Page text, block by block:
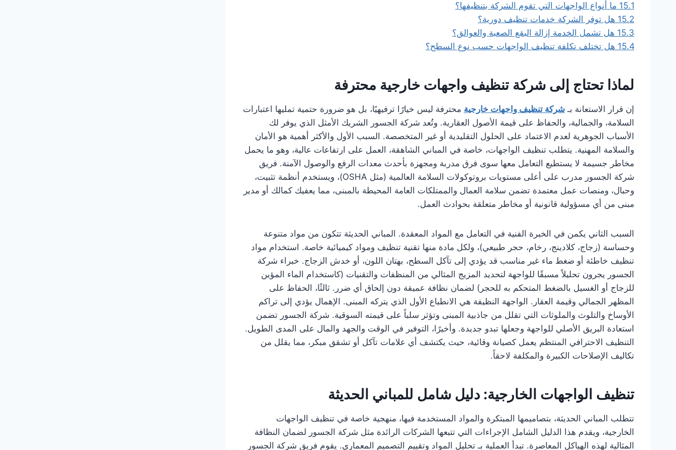
15.1 ما أنواع الواجهات التي تقوم الشركة بتنظيفها؟
15.2 هل توفر الشركة خدمات تنظيف دورية؟
15.3 هل تشمل الخدمة إزالة البقع الصعبة والعوالق؟
15.4 هل تختلف تكلفة تنظيف الواجهات حسب نوع السطح؟
لماذا تحتاج إلى شركة تنظيف واجهات خارجية محترفة
إن قرار الاستعانة بـشركة تنظيف واجهات خارجية محترفة ليس خيارًا ترفيهيًا، بل هو ضرورة حتمية تمليها اعتبارات
السلامة، والجمالية، والحفاظ على قيمة الأصول العقارية. وتُعد شركة الجسور الشريك الأمثل الذي يوفر لك
الأسباب الجوهرية لعدم الاعتماد على الحلول التقليدية أو غير المتخصصة. السبب الأول والأكثر أهمية هو الأمان
والسلامة المهنية. يتطلب تنظيف الواجهات، خاصة في المباني الشاهقة، العمل على ارتفاعات عالية، وهو ما يحمل
مخاطر جسيمة لا يستطيع التعامل معها سوى فرق مدربة ومجهزة بأحدث معدات الرفع والوصول الآمنة. فريق
شركة الجسور مدرب على أعلى مستويات بروتوكولات السلامة العالمية (مثل OSHA)، ويستخدم أنظمة تثبيت،
وحبال، ومنصات عمل معتمدة تضمن سلامة العمال والممتلكات العامة المحيطة بالمبنى، مما يعفيك كمالك أو مدير
مبنى من أي مسؤولية قانونية أو مخاطر متعلقة بحوادث العمل.
السبب الثاني يكمن في الخبرة الفنية في التعامل مع المواد المعقدة. المباني الحديثة تتكون من مواد متنوعة
وحساسة (زجاج، كلادينج، رخام، حجر طبيعي)، ولكل مادة منها تقنية تنظيف ومواد كيميائية خاصة. استخدام مواد
تنظيف خاطئة أو ضغط ماء غير مناسب قد يؤدي إلى تآكل السطح، بهتان اللون، أو خدش الزجاج. خبراء شركة
الجسور يجرون تحليلاً مسبقًا للواجهة لتحديد المزيج المثالي من المنظفات والتقنيات (كاستخدام الماء المؤين
للزجاج أو الغسيل بالضغط المتحكم به للحجر) لضمان نظافة عميقة دون إلحاق أي ضرر. ثالثًا، الحفاظ على
المظهر الجمالي وقيمة العقار. الواجهة النظيفة هي الانطباع الأول الذي يتركه المبنى. الإهمال يؤدي إلى تراكم
الأوساخ والتلوث والملوثات التي تقلل من جاذبية المبنى وتؤثر سلباً على قيمته السوقية. شركة الجسور تضمن
استعادة البريق الأصلي للواجهة وجعلها تبدو جديدة. وأخيرًا، التوفير في الوقت والجهد والمال على المدى الطويل.
التنظيف الاحترافي المنتظم يعمل كصيانة وقائية، حيث يكتشف أي علامات تآكل أو تشقق مبكر، مما يقلل من
تكاليف الإصلاحات الكبيرة والمكلفة لاحقاً.
تنظيف الواجهات الخارجية: دليل شامل للمباني الحديثة
تتطلب المباني الحديثة، بتصاميمها المبتكرة والمواد المستخدمة فيها، منهجية خاصة في تنظيف الواجهات
الخارجية، ويقدم هذا الدليل الشامل الإجراءات التي تتبعها الشركات الرائدة مثل شركة الجسور لضمان النظافة
المثالية لهذه الهياكل المعاصرة. تبدأ العملية بـ تحليل المواد وتقييم التصميم المعماري. يقوم فريق شركة الجسور